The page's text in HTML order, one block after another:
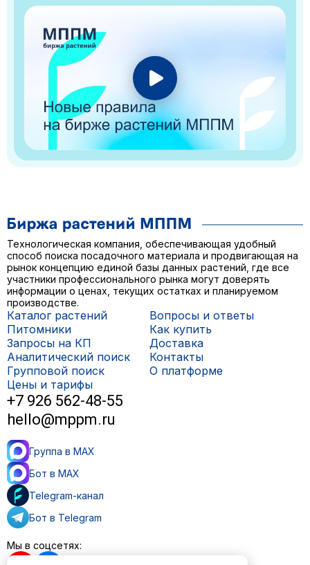
Технологическая компания, обеспечивающая удобный
способ поиска посадочного материала и продвигающая на
рынок концепцию единой базы данных растений, где все
участники профессионального рынка могут доверять
информации о ценах, текущих остатках и планируемом
производстве.
Каталог растений
Питомники
Запросы на КП
Аналитический поиск
Групповой поиск
Цены и тарифы
Вопросы и ответы
Как купить
Доставка
Контакты
О платформе
+7 926 562-48-55
hello@mppm.ru
Группа в MAX
Бот в MAX
Telegram-канал
Бот в Telegram
Мы в соцсетях: